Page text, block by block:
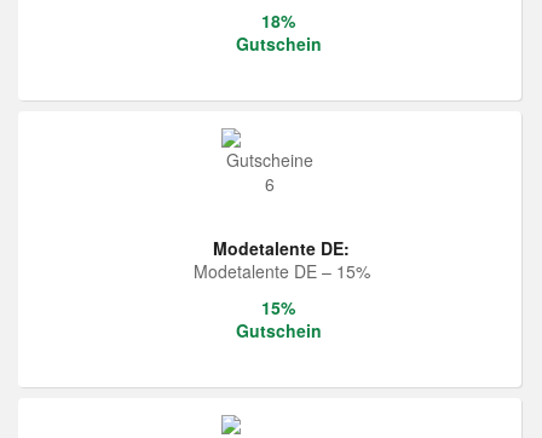
18%
Gutschein
Modetalente DE:
Modetalente DE – 15%
15%
Gutschein